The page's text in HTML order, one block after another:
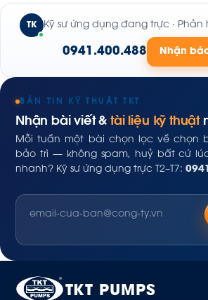
TK Kỹ sư ứng dụng đang trực · Phản
0941.400.488 Nhận
BẢN TIN KỸ THUẬT TKT
Nhận bài viết &tài liệu kỹ thuật
Mỗi tuần một bài chọn lọc về chọn
bảo trì — không spam, huỷ bất cứ
nhanh? Kỹ sư ứng dụng trực T2–T7:
TKT PUMPS